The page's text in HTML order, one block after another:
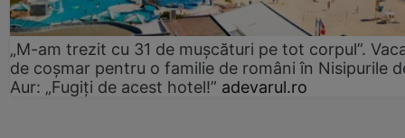
„M-am trezit cu 31 de mușcături pe tot corpul”.
de coșmar pentru o familie de români în Nisipurile
Aur: „Fugiți de acest hotel!” adevarul.ro